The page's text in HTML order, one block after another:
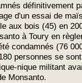
définitivement
d'un essai de
aux bois (45) en
à Toury en
condamnés (76
personnes se
nique militant
Monsanto.